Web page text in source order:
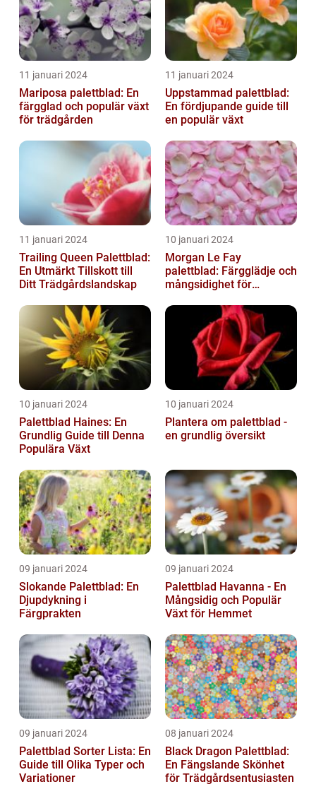
11 januari 2024
Mariposa palettblad: En
färgglad och populär växt
för trädgården
11 januari 2024
Uppstammad palettblad:
En fördjupande guide till
en populär växt
11 januari 2024
Trailing Queen Palettblad:
En Utmärkt Tillskott till
Ditt Trädgårdslandskap
10 januari 2024
Morgan Le Fay
palettblad: Färgglädje och
mångsidighet för
10 januari 2024
Palettblad Haines: En
Grundlig Guide till Denna
Populära Växt
10 januari 2024
Plantera om palettblad -
en grundlig översikt
09 januari 2024
Slokande Palettblad: En
Djupdykning i
Färgprakten
09 januari 2024
Palettblad Havanna - En
Mångsidig och Populär
Växt för Hemmet
09 januari 2024
Palettblad Sorter Lista: En
Guide till Olika Typer och
Variationer
08 januari 2024
Black Dragon Palettblad:
En Fängslande Skönhet
för Trädgårdsentusiasten